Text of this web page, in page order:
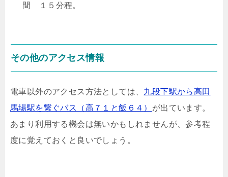
間 １５分程。
その他のアクセス情報
電車以外のアクセス方法としては、 九段下駅から高田
馬場駅を繋ぐバス（高７１と飯６４） が出ています。
あまり利用する機会は無いかもしれませんが、参考程
度に覚えておくと良いでしょう。